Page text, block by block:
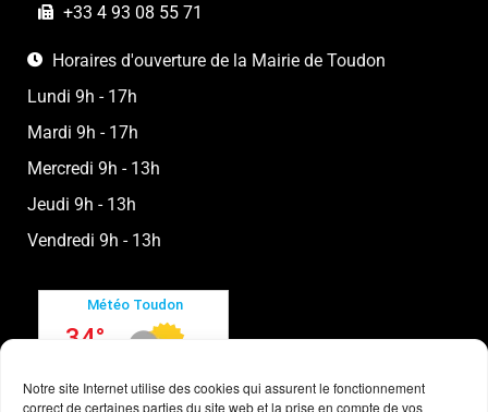
Notre site Internet utilise des cookies qui assurent le fonctionnement
correct de certaines parties du site web et la prise en compte de vos
+33 4 93 08 55 71
Horaires d'ouverture de la Mairie de Toudon
Lundi 9h - 17h
Mardi 9h - 17h
Mercredi 9h - 13h
Jeudi 9h - 13h
Vendredi 9h - 13h